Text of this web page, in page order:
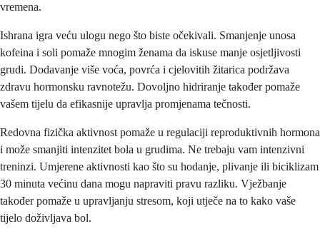
vremena.
Ishrana igra veću ulogu nego što biste očekivali. Smanjenje unosa
kofeina i soli pomaže mnogim ženama da iskuse manje osjetljivosti
grudi. Dodavanje više voća, povrća i cjelovitih žitarica podržava
zdravu hormonsku ravnotežu. Dovoljno hidriranje također pomaže
vašem tijelu da efikasnije upravlja promjenama tečnosti.
Redovna fizička aktivnost pomaže u regulaciji reproduktivnih hormona
i može smanjiti intenzitet bola u grudima. Ne trebaju vam intenzivni
treninzi. Umjerene aktivnosti kao što su hodanje, plivanje ili biciklizam
30 minuta većinu dana mogu napraviti pravu razliku. Vježbanje
također pomaže u upravljanju stresom, koji utječe na to kako vaše
tijelo doživljava bol.